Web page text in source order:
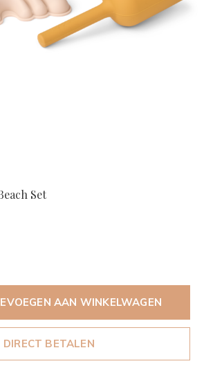
Set
AAN WINKELWAGEN
DIRECT BETALEN